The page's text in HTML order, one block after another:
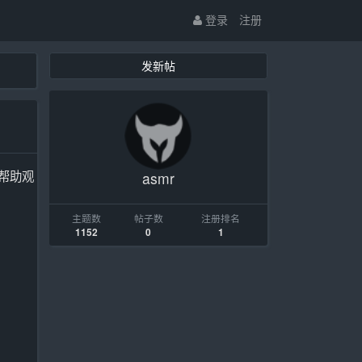
登录 注册
助观
发新帖
asmr
主题数
1152
帖子数
0
注册排名
1